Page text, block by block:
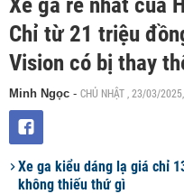
Chỉ từ 21 triệu
Vision có bị thay
Minh Ngọc - CHỦ NHẬT , 23/03/
Xe ga kiểu dáng lạ giá chỉ
không thiếu thứ gì